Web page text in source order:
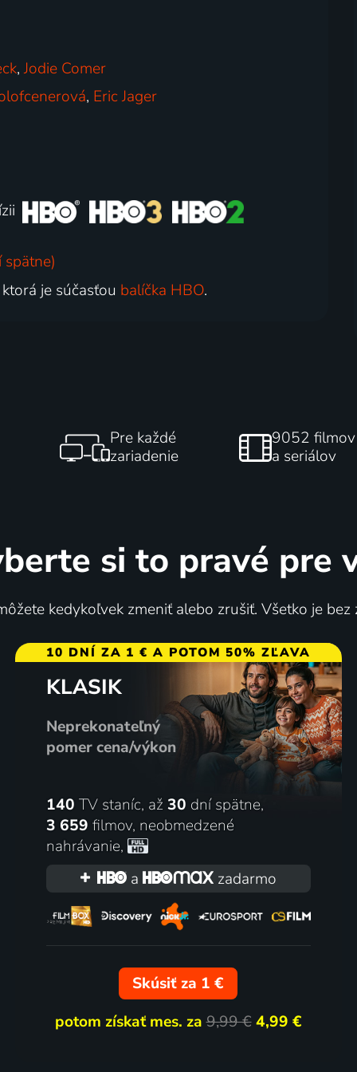
,Jodie Comer
, Eric Jager
je súčasťou balíčka HBO.
Pre každé
zariadenie
9052 filmov
a seriálov
si to pravé pre
kedykoľvek zmeniť alebo zrušiť. Všetko je bez
10 DNÍ ZA 1 € A POTOM 50% ZĽAVA
KLASIK
Neprekonateľný
pomer cena/výkon
140 TV staníc, až 30 dní spätne,
3 659 filmov, neobmedzené
nahrávanie,
a
zadarmo
Skúsiť za 1 €
potom získať mes. za9,99 € 4,99 €